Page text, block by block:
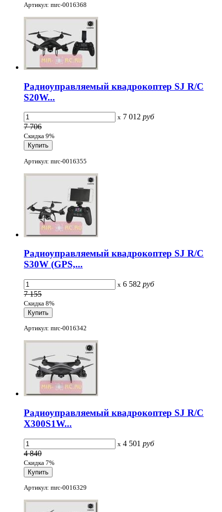
Артикул: mrc-0016368
Радиоуправляемый квадрокоптер SJ R/C
S20W...
x 7 012 руб
7 706
Скидка 9%
Артикул: mrc-0016355
Радиоуправляемый квадрокоптер SJ R/C
S30W (GPS,...
x 6 582 руб
7 155
Скидка 8%
Артикул: mrc-0016342
Радиоуправляемый квадрокоптер SJ R/C
X300S1W...
x 4 501 руб
4 840
Скидка 7%
Артикул: mrc-0016329